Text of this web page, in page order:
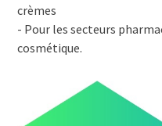
crèmes
- Pour les secteurs
cosmétique.